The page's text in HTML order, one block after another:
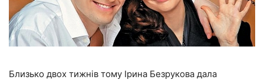
Близько двох тижнів тому Ірина Безрукова дала